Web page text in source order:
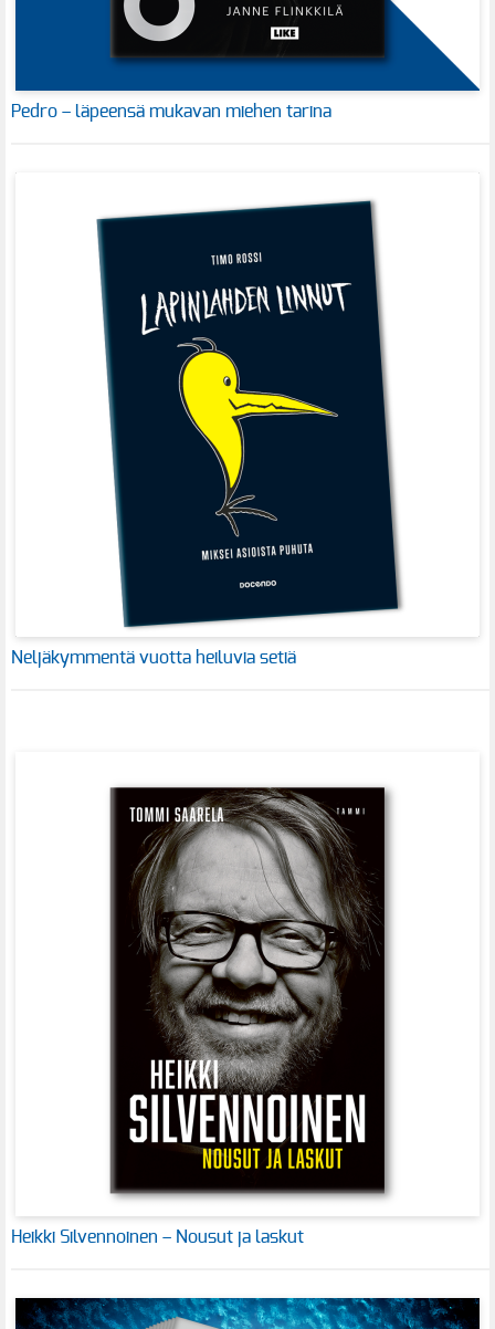
Pedro – läpeensä mukavan miehen tarina
Neljäkymmentä vuotta heiluvia setiä
Heikki Silvennoinen – Nousut ja laskut